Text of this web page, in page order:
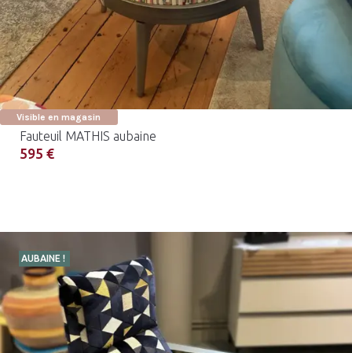
Visible en magasin
Fauteuil MATHIS aubaine
595 €
AUBAINE !